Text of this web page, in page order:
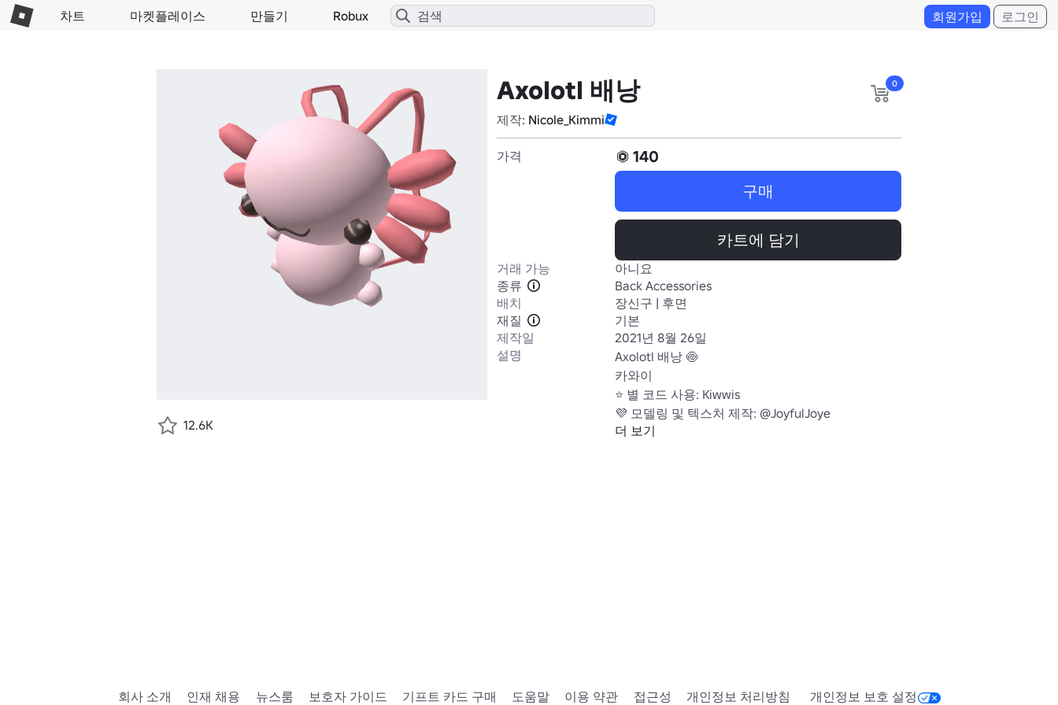
차트 마켓플레이스 만들기 Robux 회원가입 로그인
Axolotl 배낭
제작: Nicole_Kimmi
0
가격
140
구매
카트에 담기
거래 가능
아니요
종류
Back Accessories
배치
장신구 | 후면
재질
기본
제작일
2021년 8월 26일
설명
Axolotl 배낭 🍥
카와이
⭐ 별 코드 사용: Kiwwis
💜 모델링 및 텍스처 제작: @JoyfulJoye
"https://www.roblox.com/users/2747755374/profile&quot;
더 보기
12.6K
회사 소개 인재 채용 뉴스룸 보호자 가이드 기프트 카드 구매 도움말 이용 약관 접근성 개인정보 처리방침 개인정보 보호 설정